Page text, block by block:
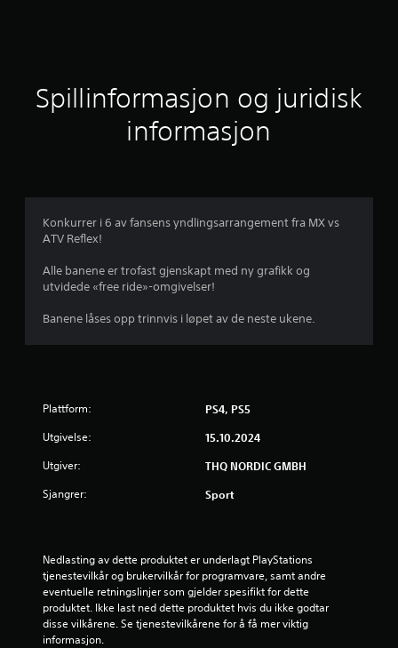
t
i
g
d
.
3
Spillinformasjon og juridisk
informasjon
Konkurrer i 6 av fansens yndlingsarrangement fra MX vs
ATV Reflex!
Alle banene er trofast gjenskapt med ny grafikk og
utvidede «free ride»-omgivelser!
Banene låses opp trinnvis i løpet av de neste ukene.
Plattform: PS4, PS5
Utgivelse: 15.10.2024
Utgiver: THQ NORDIC GMBH
Sjangrer: Sport
Nedlasting av dette produktet er underlagt PlayStations
tjenestevilkår og brukervilkår for programvare, samt andre
eventuelle retningslinjer som gjelder spesifikt for dette
produktet. Ikke last ned dette produktet hvis du ikke godtar
disse vilkårene. Se tjenestevilkårene for å få mer viktig
informasjon.